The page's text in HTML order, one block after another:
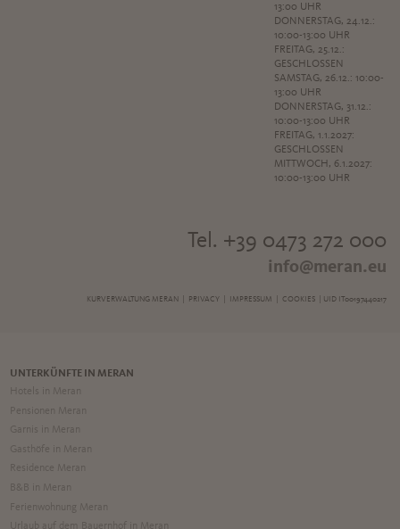
13:00 UHR
DONNERSTAG, 24.12.:
10:00-13:00 UHR
FREITAG, 25.12.:
GESCHLOSSEN
SAMSTAG, 26.12.: 10:00-
13:00 UHR
DONNERSTAG, 31.12.:
10:00-13:00 UHR
FREITAG, 1.1.2027:
GESCHLOSSEN
MITTWOCH, 6.1.2027:
10:00-13:00 UHR
Tel. +39 0473 272 000
info@meran.eu
KURVERWALTUNG MERAN | PRIVACY| IMPRESSUM COOKIES | UID IT00197440217
UNTERKÜNFTE IN MERAN
Hotels in Meran
Pensionen Meran
Garnis in Meran
Gasthöfe in Meran
Residence Meran
B&B in Meran
Ferienwohnung Meran
Urlaub auf dem Bauernhof in Meran